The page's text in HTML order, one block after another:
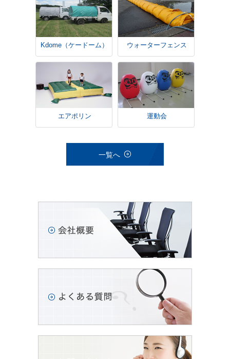
Kdome（ケードーム） ウォーターフェンス
エアポリン 運動会
一覧へ